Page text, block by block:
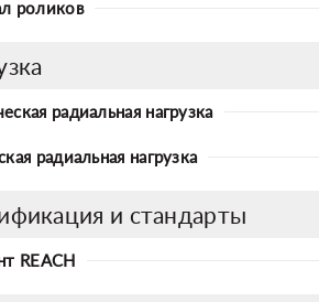
роликов
радиальная нагрузка
радиальная нагрузка
и стандарты
REACH